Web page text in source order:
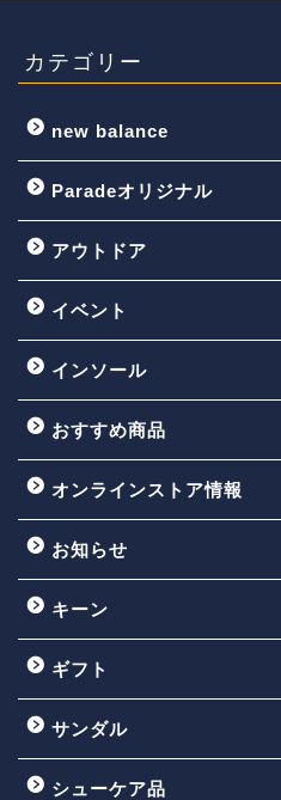
カテゴリー
new balance
Paradeオリジナル
アウトドア
イベント
インソール
おすすめ商品
オンラインストア情報
お知らせ
キーン
ギフト
サンダル
シューケア品